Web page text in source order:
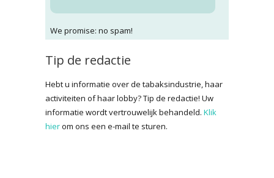
We promise: no spam!
Tip de redactie
Hebt u informatie over de tabaksindustrie, haar
activiteiten of haar lobby? Tip de redactie! Uw
informatie wordt vertrouwelijk behandeld. Klik
hierom ons een e-mail te sturen.